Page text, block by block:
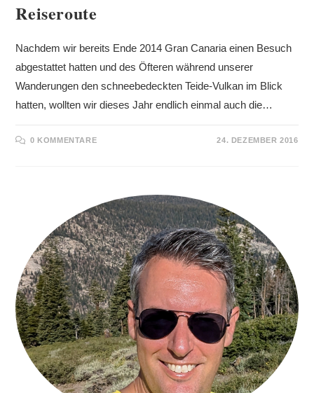
Reiseroute
Nachdem wir bereits Ende 2014 Gran Canaria einen Besuch
abgestattet hatten und des Öfteren während unserer
Wanderungen den schneebedeckten Teide-Vulkan im Blick
hatten, wollten wir dieses Jahr endlich einmal auch die…
0 KOMMENTARE 24. DEZEMBER 2016